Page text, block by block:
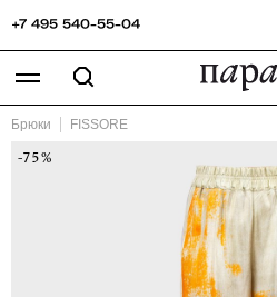
+7 495 540-55-04
Брюки FISSORE
-75%